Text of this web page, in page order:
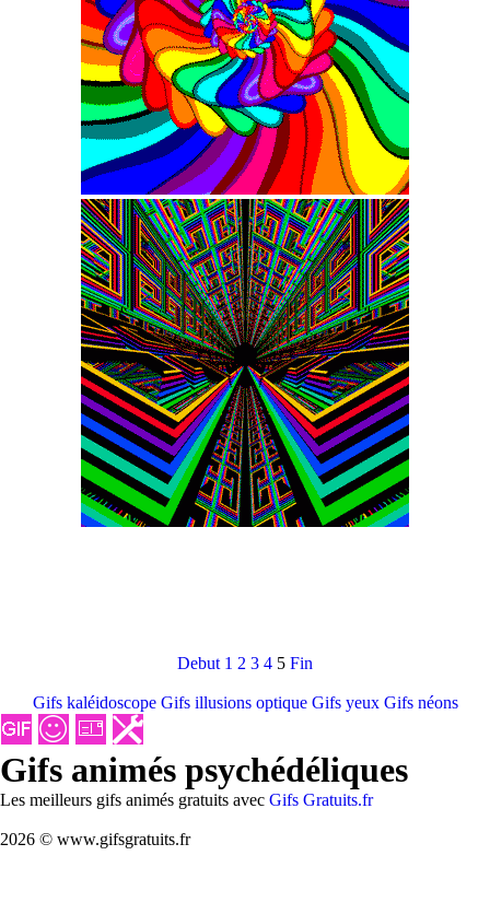
Debut 1 2 3 4 5 Fin
Gifs kaléidoscope Gifs illusions optique Gifs yeux Gifs néons
Gifs animés psychédéliques
Les meilleurs gifs animés gratuits avec Gifs Gratuits.fr
2026 © www.gifsgratuits.fr